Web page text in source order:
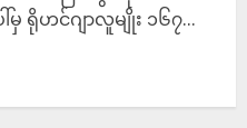
ရိုဟင်ဂျာလူမျိုး ၁၆၇...